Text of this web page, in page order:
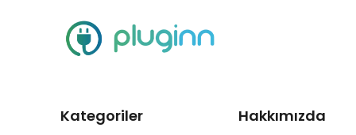
Kategoriler Hakkımızda